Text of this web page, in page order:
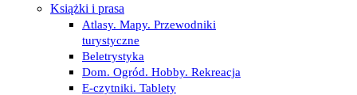
Książki i prasa
Atlasy. Mapy. Przewodniki
turystyczne
Beletrystyka
Dom. Ogród. Hobby. Rekreacja
E-czytniki. Tablety